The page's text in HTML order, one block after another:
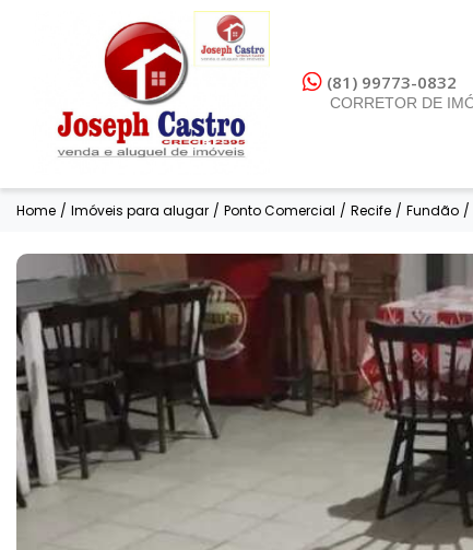
(81) 99773-0832
Home / Imóveis para alugar / Ponto Comercial / Recife / Fundão /